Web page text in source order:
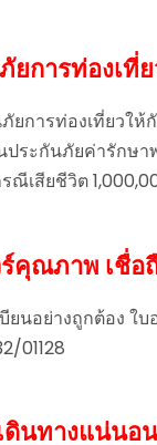
ยการท่องเที่
ยการท่องเที่ยวใ
ประกันภัยค่ารักษา
ณีเสียชีวิต
คุณภาพ เชื่อ
ยนอย่างถูกต้อง ใ
01128
นทางแน่นอ